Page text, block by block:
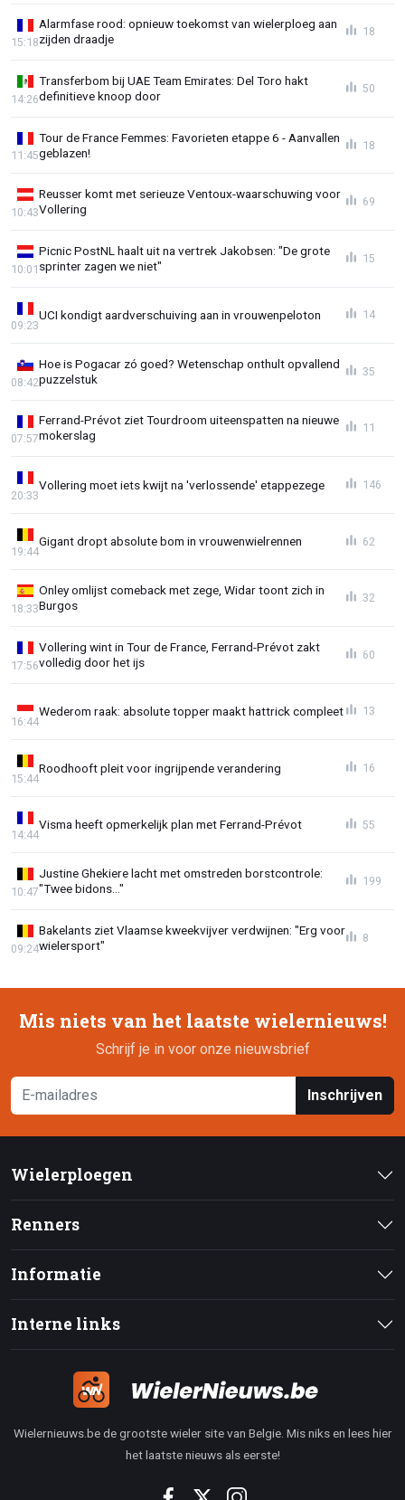
Alarmfase rood: opnieuw toekomst van wielerploeg aan
zijden draadje
15:18
18
Transferbom bij UAE Team Emirates: Del Toro hakt
definitieve knoop door
14:26
50
Tour de France Femmes: Favorieten etappe 6 - Aanvallen
geblazen!
11:45
18
Reusser komt met serieuze Ventoux-waarschuwing voor
Vollering
10:43
69
Picnic PostNL haalt uit na vertrek Jakobsen: "De grote
sprinter zagen we niet"
10:01
15
UCI kondigt aardverschuiving aan in vrouwenpeloton
09:23
14
Hoe is Pogacar zó goed? Wetenschap onthult opvallend
puzzelstuk
08:42
35
Ferrand-Prévot ziet Tourdroom uiteenspatten na nieuwe
mokerslag
07:57
11
Vollering moet iets kwijt na 'verlossende' etappezege
20:33
146
Gigant dropt absolute bom in vrouwenwielrennen
19:44
62
Onley omlijst comeback met zege, Widar toont zich in
Burgos
18:33
32
Vollering wint in Tour de France, Ferrand-Prévot zakt
volledig door het ijs
17:56
60
Wederom raak: absolute topper maakt hattrick compleet
16:44
13
Roodhooft pleit voor ingrijpende verandering
15:44
16
Visma heeft opmerkelijk plan met Ferrand-Prévot
14:44
55
Justine Ghekiere lacht met omstreden borstcontrole:
"Twee bidons..."
10:47
199
Bakelants ziet Vlaamse kweekvijver verdwijnen: "Erg voor
wielersport"
09:24
8
Mis niets van het laatste wielernieuws!
Schrijf je in voor onze nieuwsbrief
Inschrijven
Wielerploegen
Renners
Informatie
Interne links
Wielernieuws.be de grootste wieler site van Belgie. Mis niks en lees hier
het laatste nieuws als eerste!